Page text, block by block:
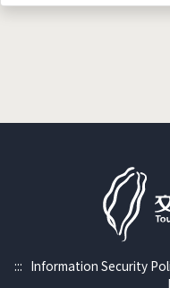
::: Information Security